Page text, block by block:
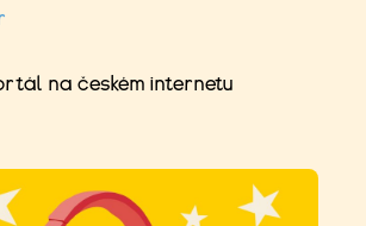
na českém internetu